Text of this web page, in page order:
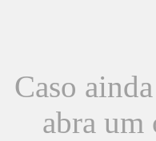
Caso
abra um